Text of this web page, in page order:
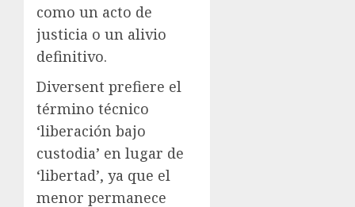
como un acto de
justicia o un alivio
definitivo.
Diversent prefiere el
término técnico
‘liberación bajo
custodia’ en lugar de
‘libertad’, ya que el
menor permanece